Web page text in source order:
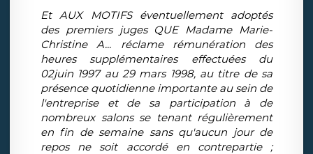
Et AUX MOTIFS éventuellement adoptés
des premiers juges QUE Madame Marie-
Christine A... réclame rémunération des
heures supplémentaires effectuées du
02juin 1997 au 29 mars 1998, au titre de sa
présence quotidienne importante au sein de
l'entreprise et de sa participation à de
nombreux salons se tenant régulièrement
en fin de semaine sans qu'aucun jour de
repos ne soit accordé en contrepartie ;